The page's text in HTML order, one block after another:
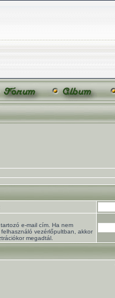
e-mail cím. Ha nem
vezérlőpultban, akkor
megadtál.